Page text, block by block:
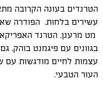
הטרנדים בעונה הקרובה
עשירים בלחות. הפודרה
מט מרענן. הטרנד
בגוונים עם פיגמנט בוהק.
עצמות לחיים מודגשות עם
העור הטבעי.